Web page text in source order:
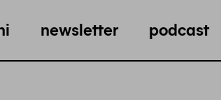
newsletter podcast